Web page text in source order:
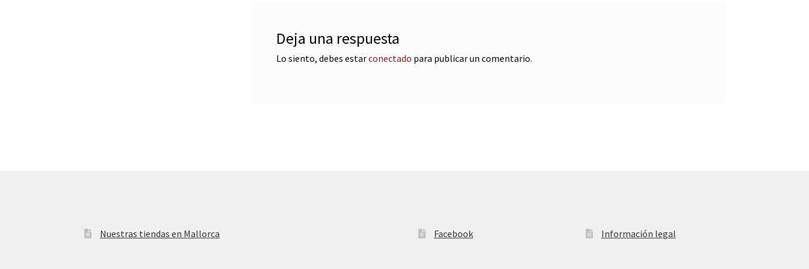
Deja una respuesta
Lo siento, debes estarconectado para publicar un comentario.
Nuestras tiendas en Mallorca Facebook Información legal